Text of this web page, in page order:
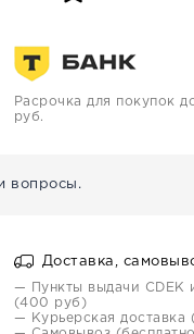
Расрочка для покупок
руб.
вопросы.
Доставка,
— Пункты выдачи CDEK
(400 руб)
— Курьерская доставка